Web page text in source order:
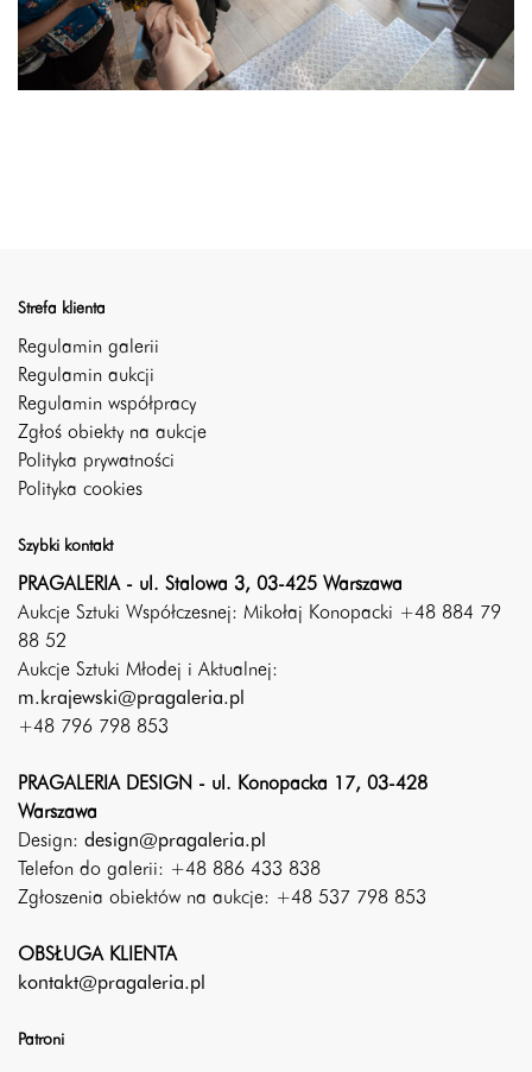
Strefa klienta
Regulamin galerii
Regulamin aukcji
Regulamin współpracy
Zgłoś obiekty na aukcje
Polityka prywatności
Polityka cookies
Szybki kontakt
PRAGALERIA - ul. Stalowa 3, 03-425 Warszawa
Aukcje Sztuki Współczesnej: Mikołaj Konopacki +48 884 79
88 52
Aukcje Sztuki Młodej i Aktualnej:
m.krajewski@pragaleria.pl
+48 796 798 853
PRAGALERIA DESIGN - ul. Konopacka 17, 03-428
Warszawa
Design: design@pragaleria.pl
Telefon do galerii: +48 886 433 838
Zgłoszenia obiektów na aukcje: +48 537 798 853
OBSŁUGA KLIENTA
kontakt@pragaleria.pl
Patroni